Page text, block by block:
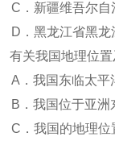
C．新疆维吾尔自
D．黑龙江省黑
有关我国地理位
A．我国东临太平
B．我国位于亚洲
C．我国的地理位